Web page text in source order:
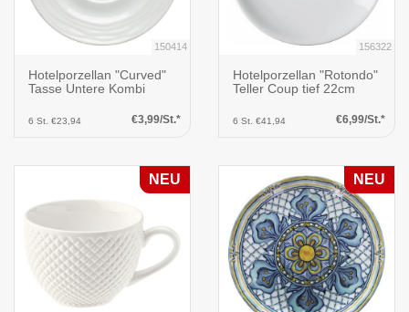
150414
Hotelporzellan "Curved"
Tasse Untere Kombi
6 St. €23,94 €3,99/St.*
156322
Hotelporzellan "Rotondo"
Teller Coup tief 22cm
6 St. €41,94 €6,99/St.*
NEU NEU